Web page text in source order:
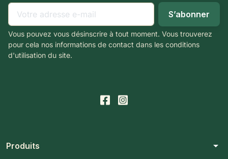
Vous pouvez vous désinscrire à tout moment. Vous trouverez
pour cela nos informations de contact dans les conditions
d'utilisation du site.
Produits arrow_drop_down